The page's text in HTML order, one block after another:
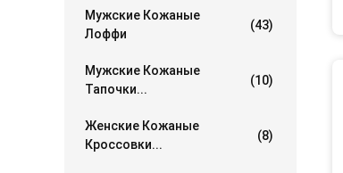
Мужские Кожаные
Лоффи
(43)
Мужские Кожаные
Тапочки...
(10)
Женские Кожаные
Кроссовки...
(8)